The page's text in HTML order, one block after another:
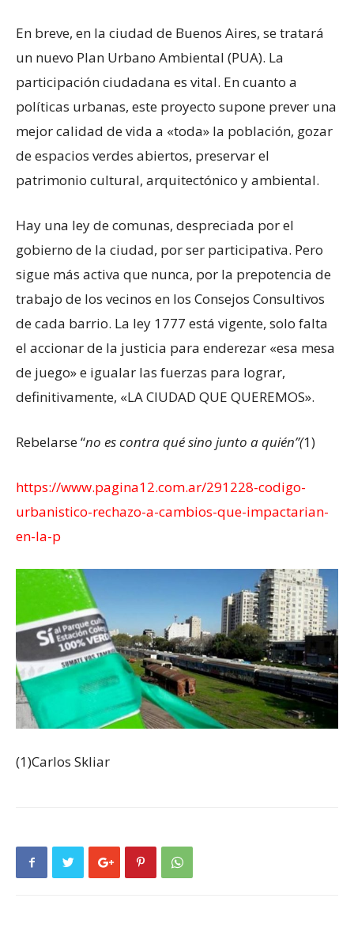
En breve, en la ciudad de Buenos Aires, se tratará
un nuevo Plan Urbano Ambiental (PUA). La
participación ciudadana es vital. En cuanto a
políticas urbanas, este proyecto supone prever una
mejor calidad de vida a «toda» la población, gozar
de espacios verdes abiertos, preservar el
patrimonio cultural, arquitectónico y ambiental.
Hay una ley de comunas, despreciada por el
gobierno de la ciudad, por ser participativa. Pero
sigue más activa que nunca, por la prepotencia de
trabajo de los vecinos en los Consejos Consultivos
de cada barrio. La ley 1777 está vigente, solo falta
el accionar de la justicia para enderezar «esa mesa
de juego» e igualar las fuerzas para lograr,
definitivamente, «LA CIUDAD QUE QUEREMOS».
Rebelarse “no es contra qué sino junto a quién”(1)
https://www.pagina12.com.ar/291228-codigo-
urbanistico-rechazo-a-cambios-que-impactarian-
en-la-p
(1)Carlos Skliar